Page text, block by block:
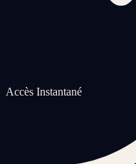
Accès Instantané